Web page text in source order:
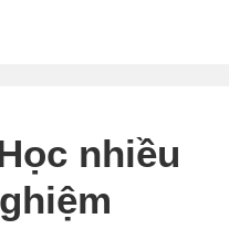
nhiều